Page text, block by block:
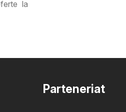
la
Parteneriat